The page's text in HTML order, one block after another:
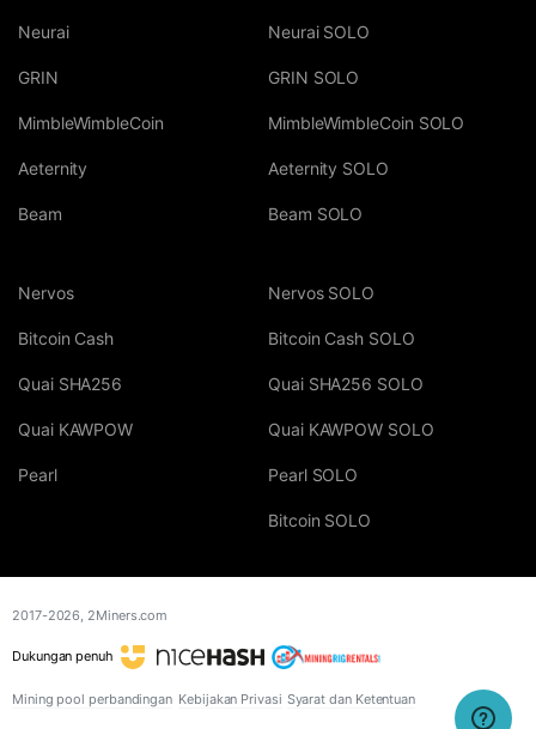
Neurai
GRIN
MimbleWimbleCoin
Aeternity
Beam
Neurai SOLO
GRIN SOLO
MimbleWimbleCoin SOLO
Aeternity SOLO
Beam SOLO
Nervos
Bitcoin Cash
Quai SHA256
Quai KAWPOW
Pearl
Nervos SOLO
Bitcoin Cash SOLO
Quai SHA256 SOLO
Quai KAWPOW SOLO
Pearl SOLO
Bitcoin SOLO
2017-2026, 2Miners.com
Dukungan penuh
Mining pool perbandingan Kebijakan Privasi Syarat dan Ketentuan